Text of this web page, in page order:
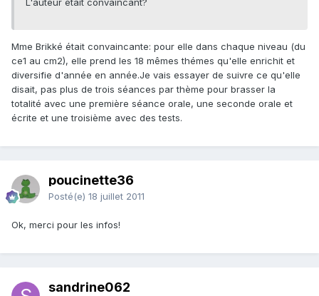
L'auteur était convaincant?
Mme Brikké était convaincante: pour elle dans chaque niveau (du
ce1 au cm2), elle prend les 18 mêmes thémes qu'elle enrichit et
diversifie d'année en année.Je vais essayer de suivre ce qu'elle
disait, pas plus de trois séances par thème pour brasser la
totalité avec une première séance orale, une seconde orale et
écrite et une troisième avec des tests.
poucinette36
Posté(e) 18 juillet 2011
Ok, merci pour les infos!
sandrine062